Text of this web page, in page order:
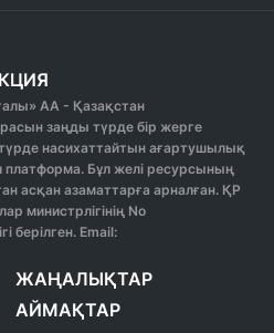
АА - Қазақстан
заңды түрде бір жерге
насихаттайтын ағартушылық
платформа. Бұл желі ресурсының
асқан азаматтарға арналған. ҚР
министрлігінің No
берілген. Email:
ЖАҢАЛЫҚТАР
АЙМАҚТАР